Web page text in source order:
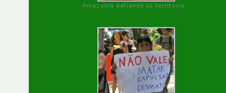
Amazonía defiende su territorio